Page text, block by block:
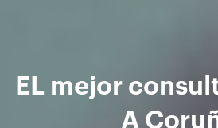
EL mejor
A